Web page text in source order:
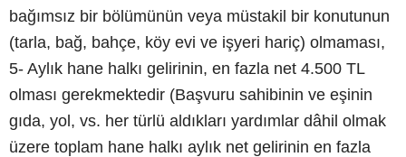
bağımsız bir bölümünün veya müstakil bir konutunun
(tarla, bağ, bahçe, köy evi ve işyeri hariç) olmaması,
5- Aylık hane halkı gelirinin, en fazla net 4.500 TL
olması gerekmektedir (Başvuru sahibinin ve eşinin
gıda, yol, vs. her türlü aldıkları yardımlar dâhil olmak
üzere toplam hane halkı aylık net gelirinin en fazla